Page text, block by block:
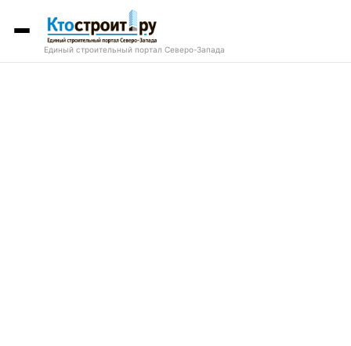
Единый строительный портал Северо-Запада